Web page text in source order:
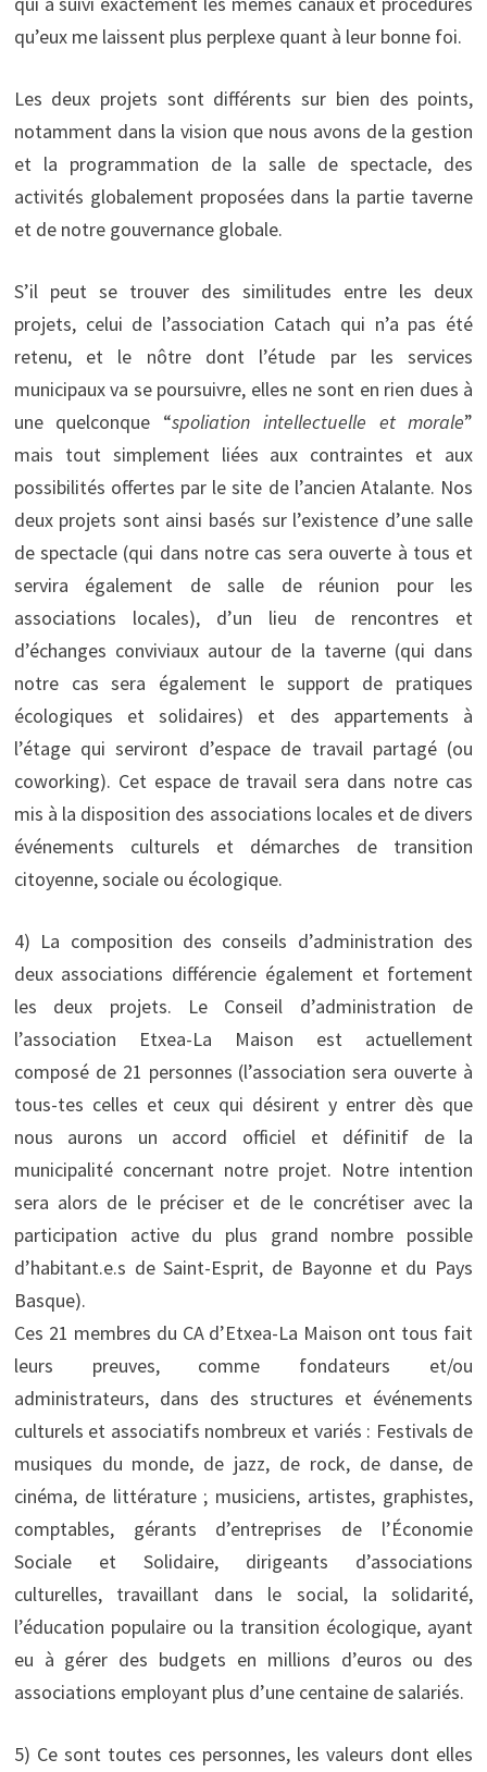
qu’eux me laissent plus perplexe quant à leur bonne foi.
Les deux projets sont différents sur bien des points,
notamment dans la vision que nous avons de la gestion
et la programmation de la salle de spectacle, des
activités globalement proposées dans la partie taverne
et de notre gouvernance globale.
S’il peut se trouver des similitudes entre les deux
projets, celui de l’association Catach qui n’a pas été
retenu, et le nôtre dont l’étude par les services
municipaux va se poursuivre, elles ne sont en rien dues à
une quelconque “spoliation intellectuelle et morale”
mais tout simplement liées aux contraintes et aux
possibilités offertes par le site de l’ancien Atalante. Nos
deux projets sont ainsi basés sur l’existence d’une salle
de spectacle (qui dans notre cas sera ouverte à tous et
servira également de salle de réunion pour les
associations locales), d’un lieu de rencontres et
d’échanges conviviaux autour de la taverne (qui dans
notre cas sera également le support de pratiques
écologiques et solidaires) et des appartements à
l’étage qui serviront d’espace de travail partagé (ou
coworking). Cet espace de travail sera dans notre cas
mis à la disposition des associations locales et de divers
événements culturels et démarches de transition
citoyenne, sociale ou écologique.
4) La composition des conseils d’administration des
deux associations différencie également et fortement
les deux projets. Le Conseil d’administration de
l’association Etxea-La Maison est actuellement
composé de 21 personnes (l’association sera ouverte à
tous-tes celles et ceux qui désirent y entrer dès que
nous aurons un accord officiel et définitif de la
municipalité concernant notre projet. Notre intention
sera alors de le préciser et de le concrétiser avec la
participation active du plus grand nombre possible
d’habitant.e.s de Saint-Esprit, de Bayonne et du Pays
Basque).
Ces 21 membres du CA d’Etxea-La Maison ont tous fait
leurs preuves, comme fondateurs et/ou
administrateurs, dans des structures et événements
culturels et associatifs nombreux et variés : Festivals de
musiques du monde, de jazz, de rock, de danse, de
cinéma, de littérature ; musiciens, artistes, graphistes,
comptables, gérants d’entreprises de l’Économie
Sociale et Solidaire, dirigeants d’associations
culturelles, travaillant dans le social, la solidarité,
l’éducation populaire ou la transition écologique, ayant
eu à gérer des budgets en millions d’euros ou des
associations employant plus d’une centaine de salariés.
5) Ce sont toutes ces personnes, les valeurs dont elles